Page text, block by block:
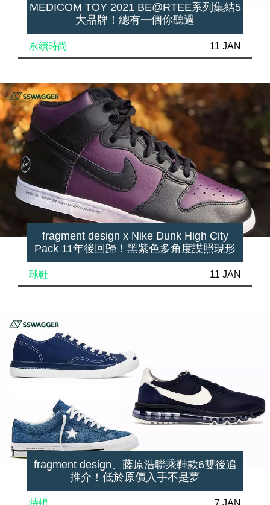
MEDICOM TOY 2021 BE@RTEE系列集結5
大品牌！總有一個你聽過
永續時尚 11 JAN
fragment design x Nike Dunk High City
Pack 11年後回歸！黑紫色多角度諜照現形
球鞋 11 JAN
fragment design、藤原浩聯乘鞋款6雙後追
推介！低於原價入手不是夢